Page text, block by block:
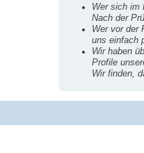
Wer sich im
Nach der
Wer vor der
uns einfach
Wir haben
Profile
Wir finden,